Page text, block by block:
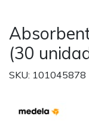
(30
SKU: 101045878